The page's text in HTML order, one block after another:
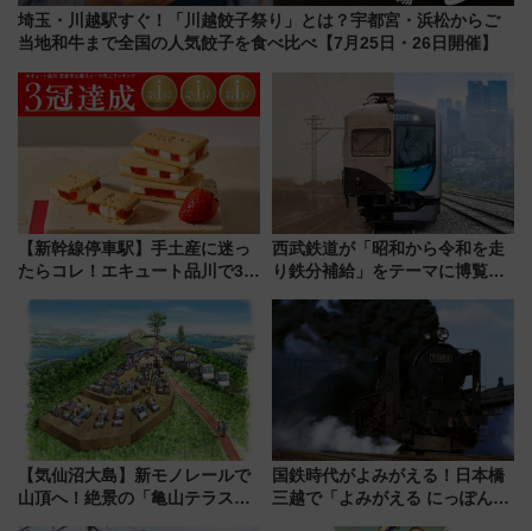
埼玉・川越駅すぐ！「川越餃子祭り」とは？宇都宮・浜松からご
当地和牛まで全国の人気餃子を食べ比べ【7月25日・26日開催】
【新幹線停車駅】手土産に迷っ
たらコレ！エキュート品川で3年
産スイーツとは？
西武鉄道が「昭和から令和を走
り鉄分補給」をテーマに博覧会
14日から 新車両「トキイロ」体
験ブースも アクセスや申込方法
【気仙沼大島】新モノレールで
山頂へ！絶景の「亀山テラス
国鉄時代がよみがえる！日本橋
三越で「よみがえる にっぽんの